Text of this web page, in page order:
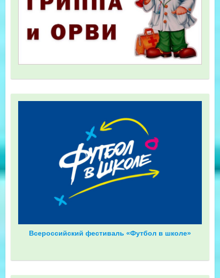
Всероссийский фестиваль «Футбол в школе»